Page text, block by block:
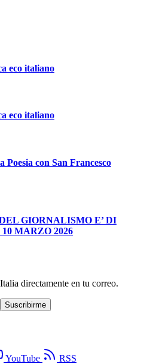
eco italiano
eco italiano
con San Francesco
GIORNALISMO E’ DI
MARZO 2026
directamente en tu correo.
Suscribirme
YouTube RSS